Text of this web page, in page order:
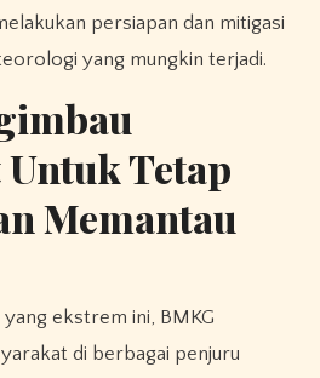
persiapan dan mitigasi
yang mungkin terjadi.
Tetap
Memantau
ekstrem ini, BMKG
di berbagai penjuru